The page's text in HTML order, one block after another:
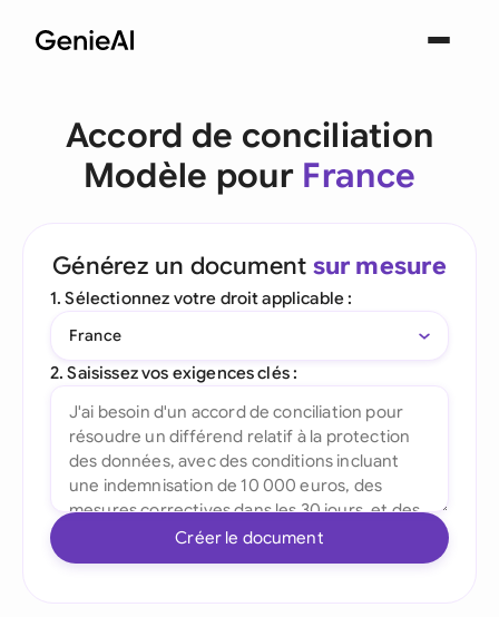
Accord de conciliation
Modèle pour France
Générez un document sur mesure
1. Sélectionnez votre droit applicable :
France
2. Saisissez vos exigences clés :
Créer le document